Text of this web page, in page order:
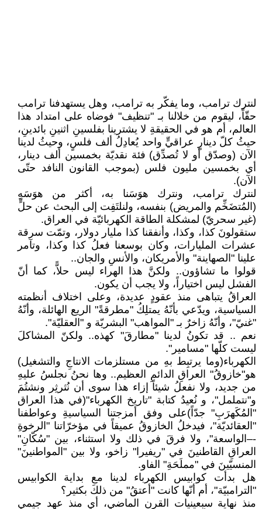
لنترك ترامب، وما يفكّر به ترامب، وهل يستهدفنا ترامب
حقّاً، ليقوم من خلالنا بـ "تنظيف" فوضاه على امتداد هذا
العالم، أم هو في الحقيقةِ لا يشترينا بفلسينِ اثنينِ بائدينِ،
حيثُ كلّ دينارٍ عراقيٍّ واحد يُعادِلُ ألف فلسٍ، وحيثُ لدينا
الآن (وصدّق أو لا تُصدِّق) فئة نقديّة بخمسين ألف دينار،
أي بخمسين مليون فلس (بموجب القانون النافد حتّى
الآن).
لنترك ترامب، ونترك هوَسَنا به، أكثر من هوَسَهِ
(المُتضَخِّم والمريض) بنفسه، ولنلتَفِت إلى البحث عن حلٍّ
(غير سحريّ) لمشكلة الطاقة الكهربائيّة في العراق.
ستقولونَ كذا، وكذا، وأنفقنا كذا مليار دولار، وتمّت سرقة
عشرات المليارات، وكان بوسعنا فعلُ كذا وكذا، وتآمر
علينا "الصهاينة" والأمريكان، والأنسِ والجان..
قولوا ما تشاؤون.. ولكنَّ هذا الهراء ليس حلاًّ، كما أنّ
الفشل ليس اختياراً، ولا يجب أن يكون.
العراقُ يتباهى منذ عقودٍ عديدة، وعلى اختلاف أنظمته
السياسية، ويدّعي بأنّهُ يمتلِكُ "مطرقةً" الريع الهائلة، وأنّهُ
"غنيّ"، وأنّهُ زاخرٌ بـ "المواهب" البشريّة و "العقليّة".
نعم .. قد تكونُ لدينا "مطارقَ" كهذه.. ولكنّ المشاكلَ
ليست كلّها "مسامير".
الكهرباء(وما يرتبِط بهِ من مستلزمات الانتاجِ والتشغيل)
هو"خازوقُ" العراقِ الدائمِ العظيم.. وها نحنُ نجلسُ عليهِ
من جديد، ولا نفعلُ شيئاً إزاء هذا سوى أن نُثرثِر ونشتُمَ
و"نتململ"، و نُعيدُ كتابة "تاريخ الكهرباء"(في هذا العراق
"المُكَهرَبِ" جدّاً)على وفق أمزجتنا السياسيةِ وعواطفنا
"العقائديّة"، فيدخلُ الخازوقُ عميقاً في مؤخرّاتنا "الرخوةِ
-–الواسعة"، ولا فرقَ في ذلك ولا استثناء، بين "سُكّانِ"
العراقِ القاطنينَ في "ريفيرا" زاخو، ولا بين "المواطنينَ"
المنسيّينَ في "مملَحَةِ" الفاو.
هل بدأت كوابيس الكهرباء لدينا مع بداية الكوابيس
"الترامبيّة"، أم أنّها كانت "أعتقُ" من ذلكَ بكثير؟
منذ نهاية سبعينيات القرن الماضي، أي منذ عهد جيمي